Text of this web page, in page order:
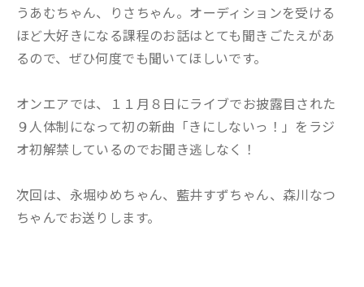
うあむちゃん、りさちゃん。オーディションを受ける
ほど大好きになる課程のお話はとても聞きごたえがあ
るので、ぜひ何度でも聞いてほしいです。
オンエアでは、１１月８日にライブでお披露目された
９人体制になって初の新曲「きにしないっ！」をラジ
オ初解禁しているのでお聞き逃しなく！
次回は、永堀ゆめちゃん、藍井すずちゃん、森川なつ
ちゃんでお送りします。